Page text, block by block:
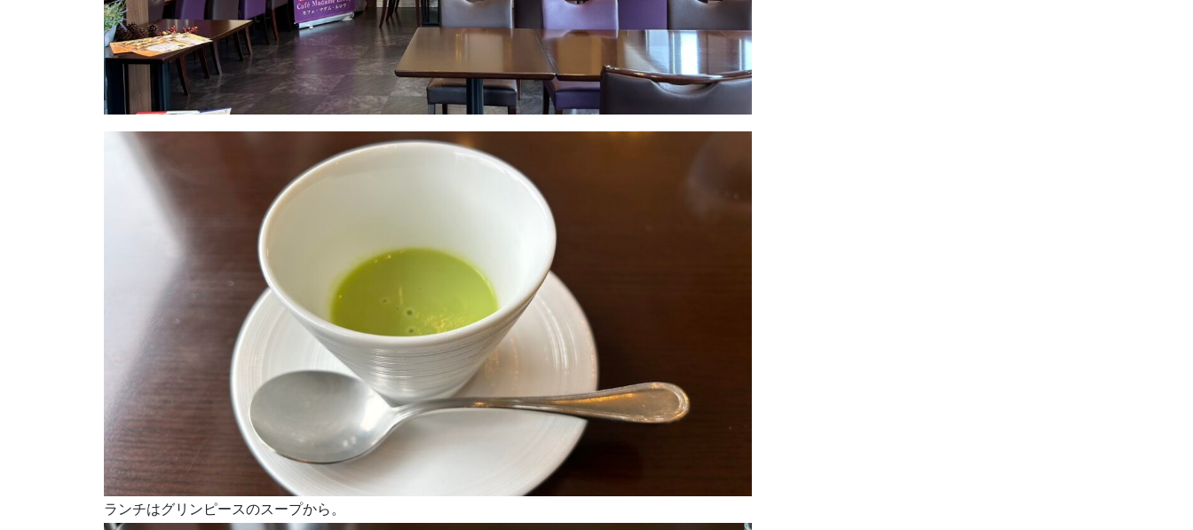
ランチはグリンピースのスープから。